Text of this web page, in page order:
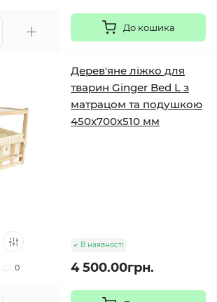
До кошика
0
Дерев'яне ліжко для
тварин Ginger Bed L з
матрацом та подушкою
450х700х510 мм
В наявності
4 500.00грн.